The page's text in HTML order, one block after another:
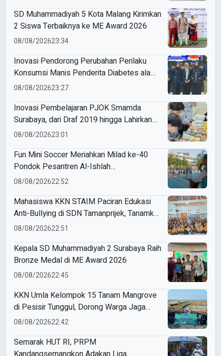
SD Muhammadiyah 5 Kota Malang Kirimkan
2 Siswa Terbaiknya ke ME Award 2026
08/08/202623:34
Inovasi Pendorong Perubahan Perilaku
Konsumsi Manis Penderita Diabetes ala
Mahasiswa Unesa
08/08/202623:27
Inovasi Pembelajaran PJOK Smamda
Surabaya, dari Draf 2019 hingga Lahirkan
Modul Gizi Digital
08/08/202623:01
Fun Mini Soccer Meriahkan Milad ke-40
Pondok Pesantren Al-Ishlah
Sendangagung
08/08/202622:52
Mahasiswa KKN STAIM Paciran Edukasi
Anti-Bullying di SDN Tamanprijek, Tanamkan
Empati Sejak Dini
08/08/202622:51
Kepala SD Muhammadiyah 2 Surabaya Raih
Bronze Medal di ME Award 2026
08/08/202622:45
KKN Umla Kelompok 15 Tanam Mangrove
di Pesisir Tunggul, Dorong Warga Jaga
Lingkungan
08/08/202622:42
Semarak HUT RI, PRPM